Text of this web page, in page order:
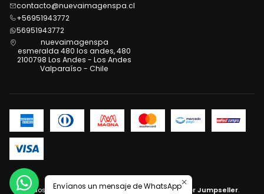
contacto@nuevaimagenspa.cl
+56951943772
56951943772
nuevaimagenspa
esmeralda 480 los andes, 480
2100798 Los Andes - Los Andes
Valparaíso - Chile
Todos los derechos reservados.Desarrollado por Jumpseller.
Envíanos un mensaje de WhatsApp